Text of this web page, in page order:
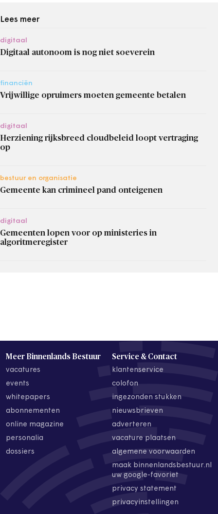
Lees meer
digitaal
Digitaal autonoom is nog niet soeverein
financiën
Vrijwillige opruimers moeten gemeente betalen
digitaal
Herziening rijksbreed cloudbeleid loopt vertraging
op
bestuur en organisatie
Gemeente kan crimineel pand onteigenen
digitaal
Gemeenten lopen voor op ministeries in
algoritmeregister
Meer Binnenlands Bestuur
vacatures
events
whitepapers
abonnementen
online magazine
personalia
dossiers
Service & Contact
klantenservice
colofon
ingezonden stukken
nieuwsbrieven
adverteren
vacature plaatsen
algemene voorwaarden
maak binnenlandsbestuur.nl
uw google-favoriet
privacy statement
privacyinstellingen